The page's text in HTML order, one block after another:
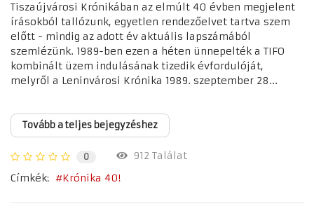
Tiszaújvárosi Krónikában az elmúlt 40 évben megjelent
írásokból tallózunk, egyetlen rendezőelvet tartva szem
előtt - mindig az adott év aktuális lapszámából
szemlézünk. 1989-ben ezen a héten ünnepelték a TIFO
kombinált üzem indulásának tizedik évfordulóját,
melyről a Leninvárosi Krónika 1989. szeptember 28...
Tovább a teljes bejegyzéshez
0
912 Találat
Címkék:
Krónika 40!